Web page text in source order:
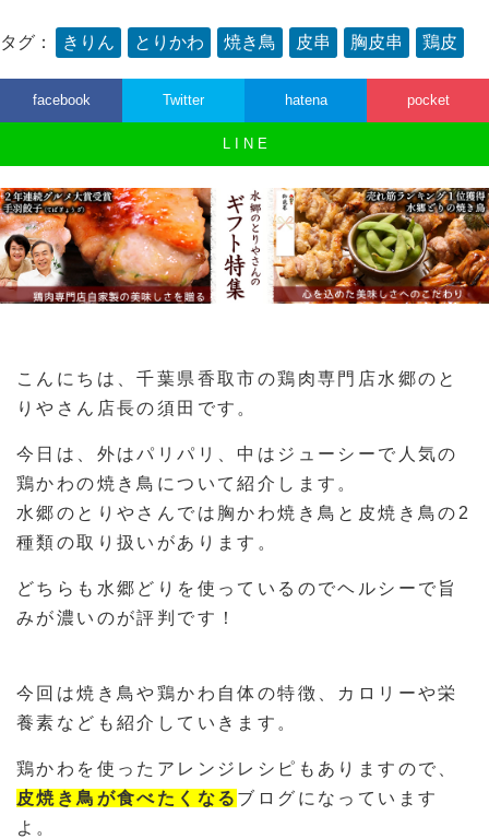
タグ： きりん とりかわ 焼き鳥 皮串 胸皮串 鶏皮
facebook Twitter hatena pocket
L I N E
こんにちは、千葉県香取市の鶏肉専門店水郷のと
りやさん店長の須田です。
今日は、外はパリパリ、中はジューシーで人気の
鶏かわの焼き鳥について紹介します。
水郷のとりやさんでは胸かわ焼き鳥と皮焼き鳥の2
種類の取り扱いがあります。
どちらも水郷どりを使っているのでヘルシーで旨
みが濃いのが評判です！
今回は焼き鳥や鶏かわ自体の特徴、カロリーや栄
養素なども紹介していきます。
鶏かわを使ったアレンジレシピもありますので、
皮焼き鳥が食べたくなる ブログになっています
よ。